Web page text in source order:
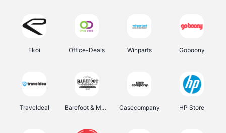
Ekoi Office-Deals Winparts Goboony
Traveldeal Barefoot & More Casecompany HP Store